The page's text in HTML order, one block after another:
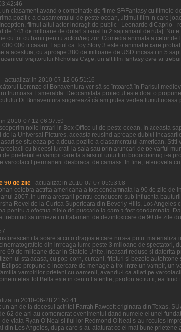
clasament avand o combinatie de filme SF/Fantasy cu filmele
pozitie a clasamentului de peste ocean, ultimul film in care
filmul altui actor indragit de public - Leonardo diCaprio -
de 143 de milioane de dolari stransi in 2 saptamani de rulaj. Nu e
cu tot cu banii pentru actori/regizor. Comedia animata a celor de
incasari. Faptul ca Toy Story 3 este o animatie care
a acestuia, cu aproape 380 de milioane de USD incasati in 5
vrajitorului Nicholas Cage, un alt film fantasy care ar
- actualizat in 2010-07-12 06:51:16
Lorenzo di Bonaventura vor să se întoarcă în Parisul
frumoasa Esmeralda. Deocamdată proiectul este doar o
Di Bonaventura sugerează că am putea vedea tumultuoasa
2010-07-12 06:37:59
noile intrari in Box Office-ul de peste ocean. In aceasta
la Universal Pictures, aceasta reusind aproape dublul
se situeaza pe a doua pozitie a clasamentului american. Stiti
cu bicepsi lucrati la sala sau prin aruncari de pe varful
prietenul ei vampir care la sfarsitul unui film booooooring i-a
permanent desbracat de camasa. In fine, telenovela
90 de zile - actualizat in 2010-07-07 05:53:08
celebra actrita americana a fost condamnata la 90 de zile de
2007, in urma arestarii pentru conducere sub influenta
Revel de la Curtea Superioara din Beverly Hills, Los Angeles
pentru a efectua zilele de puscarie la care a fost condamnata.
trebuind sa urmeze un tratament de dezintoxicare de 90 de zile
la soare si cu o dragoste care nu s-a putut materializa
din intreaga lume peste 3 milioane de spectatori,
69 de milioane doar in Statele Unite, incasari reduse si datorita
ul sta acasa, cu pop-corn, curcani, fripturi si bezele autohtone
propune o incercare de menage a troi intre un vampir, un
vampirilor prieteni cu oamenii, avandu-i ca aliati pe
tot Bella este in centrul atentie, pardon actiunii, ea fiind
in 2010-06-28 21:50:41
un an de la decesul actritei Farrah Fawcett originara din Texas,
62 de ani au comemorat evenimentul dand numele ei unei
viata Ryan O’Neal si fiul lor Redmond O’Neal s-au recules
din Los Angeles, dupa care s-au alaturat celei mai bune prietene